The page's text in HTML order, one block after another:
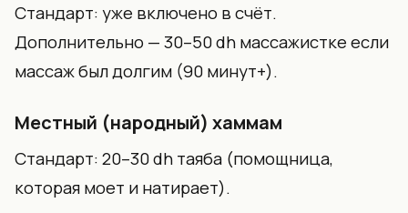
Стандарт: уже включено в счёт.
Дополнительно — 30–50 dh массажистке если
массаж был долгим (90 минут+).
Местный (народный) хаммам
Стандарт: 20–30 dh таяба (помощница,
которая моет и натирает).